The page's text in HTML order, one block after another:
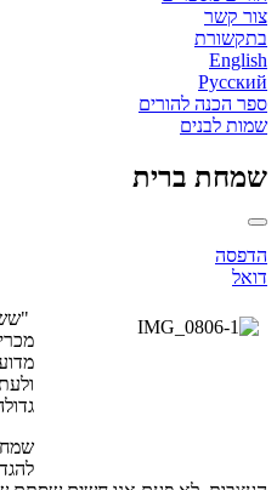
צור קשר
בתקשורת
English
Русский
ספר הכנה להורים
שמות לבנים
שמחת ברית
הדפסה
דואל